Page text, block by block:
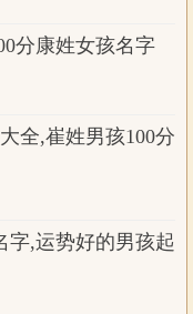
分康姓女孩名字
全,崔姓男孩100分
字,运势好的男孩起